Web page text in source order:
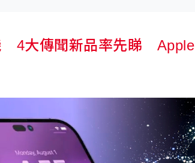
4大傳聞新品率先睇 Apple